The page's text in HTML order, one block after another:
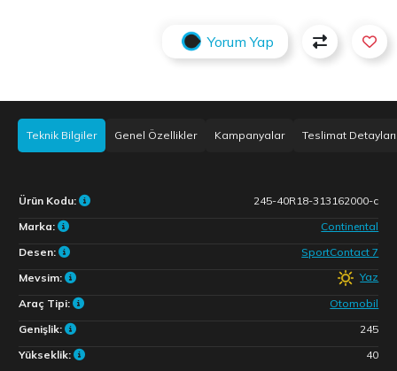
Yorum Yap
Teknik Bilgiler Genel Özellikler Kampanyalar Teslimat Detayları
Ürün Kodu:
245-40R18-313162000-c
Marka:
Continental
Desen:
SportContact 7
Mevsim:
Yaz
Araç Tipi:
Otomobil
Genişlik:
245
Yükseklik:
40